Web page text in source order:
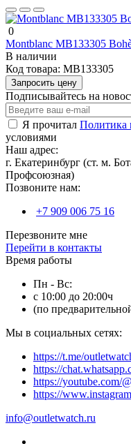
0
Montblanc MB133305
В наличии
Код товара: MB133305
Запросить цену
Подписывайтесь на
Я прочитал Политика
условиями
Наш адрес:
г. Екатеринбург (ст. м.
Профсоюзная)
Позвоните нам:
+7 909 006 75 16
Перезвоните мне
Перейти в контакты
Время работы
Пн - Вс:
с 10:00 до 20:00ч
(по
Мы в социальных сетях:
https://t.me/
https://
https://youtube.com/
https://
info@outletwatch.ru